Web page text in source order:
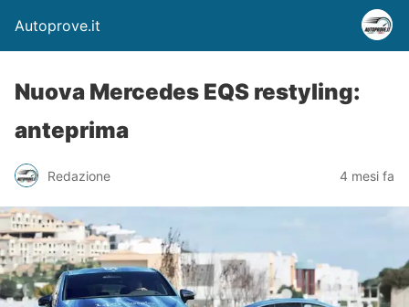
Autoprove.it
Nuova Mercedes EQS restyling:
anteprima
Redazione 4 mesi fa